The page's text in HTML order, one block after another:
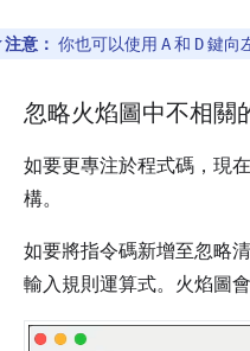
注意： 你也可以使用 A和 D鍵向
忽略火焰圖中不相關
如要更專注於程式碼，現
構。
如要將指令碼新增至忽略
輸入規則運算式。火焰圖